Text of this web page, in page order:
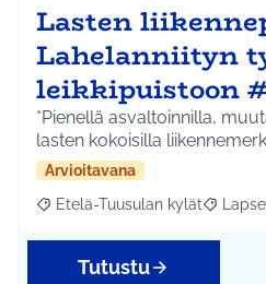
Lasten
Lahelanniityn
leikkipuistoon
*Pienellä asvaltoinnilla,
lasten kokoisilla
Arvioitavana
Rajaa tulokset aihepiirin
Etelä-Tuusulan kylät Rajaa
Tutustu